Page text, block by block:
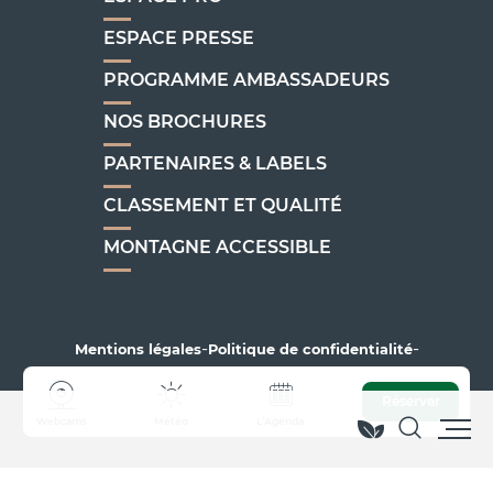
ESPACE PRESSE
PROGRAMME AMBASSADEURS
NOS BROCHURES
PARTENAIRES & LABELS
CLASSEMENT ET QUALITÉ
MONTAGNE ACCESSIBLE
Mentions légales-Politique de confidentialité-
- -